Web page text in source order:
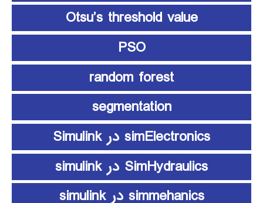
Otsu’s threshold value
PSO
random forest
segmentation
simElectronics در Simulink
SimHydraulics در simulink
simmehanics در simulink